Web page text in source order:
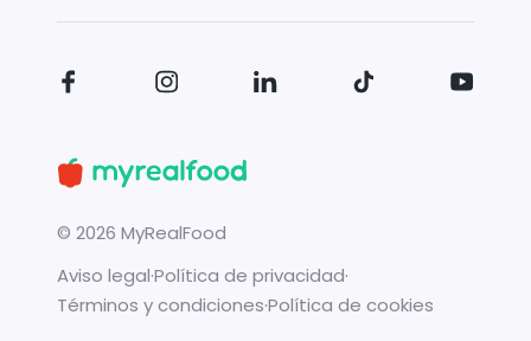
© 2026 MyRealFood
Aviso legal·Política de privacidad·
Términos y condiciones·Política de cookies